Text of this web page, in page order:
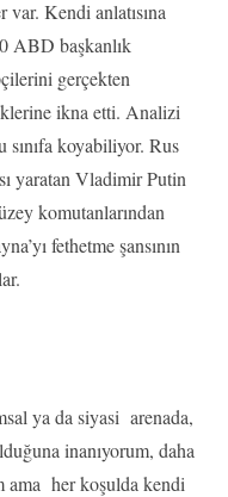
var. Kendi anlatısına
ABD başkanlık
gerçekten
ikna etti. Analizi
koyabiliyor. Rus
yaratan Vladimir Putin
komutanlarından
fethetme şansının
ya da siyasi arenada,
inanıyorum, daha
ama her koşulda kendi